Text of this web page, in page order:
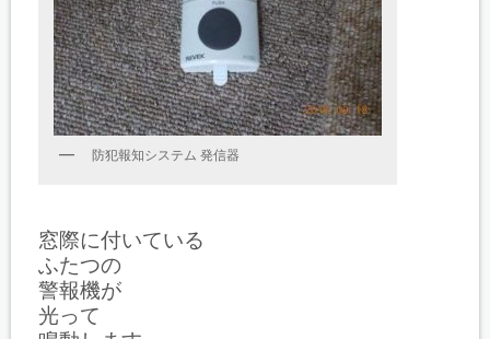
防犯報知システム 発信器
窓際に付いている
ふたつの
警報機が
光って